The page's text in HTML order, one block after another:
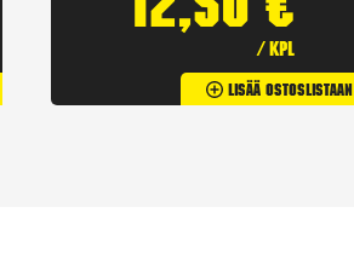
12,50 €
/ kpl
Lisää Ostoslistaan